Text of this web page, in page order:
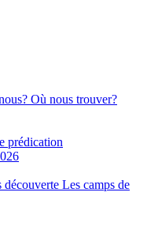
Où nous trouver?
prédication
découverte Les camps de